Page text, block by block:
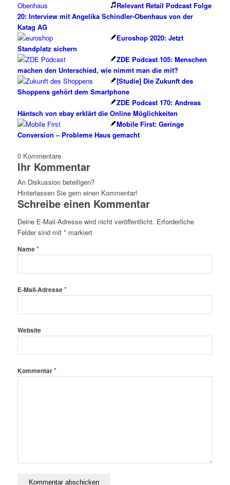
Relevant Retail Podcast Folge
20: Interview mit Angelika Schindler-Obenhaus von der
Katag AG
Euroshop 2020: Jetzt
Standplatz sichern
ZDE Podcast 105: Menschen
machen den Unterschied, wie nimmt man die mit?
[Studie] Die Zukunft des
Shoppens gehört dem Smartphone
ZDE Podcast 170: Andreas
Häntsch von ebay erklärt die Online Möglichkeiten
Mobile First: Geringe
Conversion – Probleme Haus gemacht
0 Kommentare
Ihr Kommentar
An Diskussion beteiligen?
Hinterlassen Sie gern einen Kommentar!
Schreibe einen Kommentar
Deine E-Mail-Adresse wird nicht veröffentlicht. Erforderliche
Felder sind mit *markiert
Name*
E-Mail-Adresse*
Website
Kommentar*